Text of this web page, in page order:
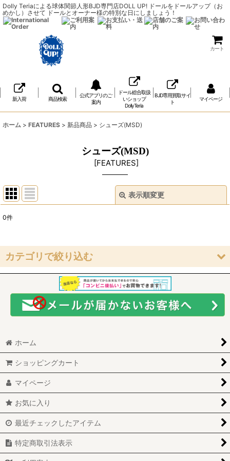
Dolly Teriaによる球体関節人形BJD専門店DOLL UP! ドールをドールアップ（お
めかし）させて ドールとオーナー様の特別な日にしましょう！
カート
新入荷 商品検索
公式アプリのご
案内
ドール総合取扱
いショップ
DollyTeria
BJD専用買取サイ
ト
マイページ
ホーム > FEATURES > 新品商品 > シューズ(MSD)
シューズ(MSD)
[FEATURES]
表示順変更
表示数
在庫あり
並び順:
絞り込む
0件
カテゴリで絞り込む
新品商品 (全商品)
ウィッグ(9-10inch)
ウィッグ(7-8inch)
ウィッグ(6-7inch)
アウトフィット(SDGIRL)
アウトフィット(MSD)
ホーム
ショッピングカート
マイページ
お気に入り
最近チェックしたアイテム
特定商取引法表示